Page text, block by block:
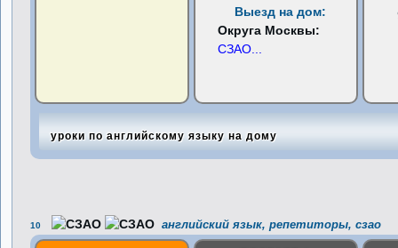
Выезд на дом:
Округа Москвы:
СЗАО
уроки по английскому языку на дому
10 английский язык, репетиторы, сзао